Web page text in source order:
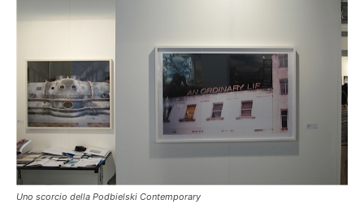
Uno scorcio della Podbielski Contemporary